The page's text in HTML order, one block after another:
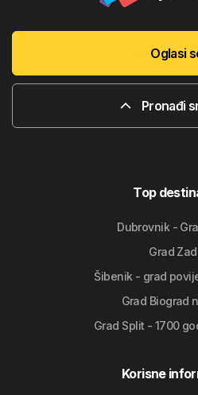
Oglasi
Pronađi
Top
Dubrovnik -
Grad
Šibenik - grad
Grad Biograd
Grad Split - 1700
Korisne